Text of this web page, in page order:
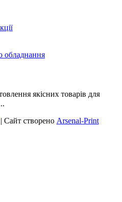
обладнання
якісних товарів для
| Сайт створено Arsenal-Print